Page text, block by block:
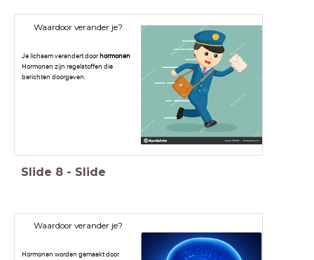
Waardoor verander je?
Je lichaam verandert doorhormonen
Hormonen zijn regelstoffen die
berichten doorgeven.
Slide 8 - Slide
Waardoor verander je?
Hormonen worden gemaakt door